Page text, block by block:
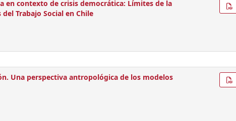
contexto de crisis democrática: Límites de la
Trabajo Social en Chile
Una perspectiva antropológica de los modelos